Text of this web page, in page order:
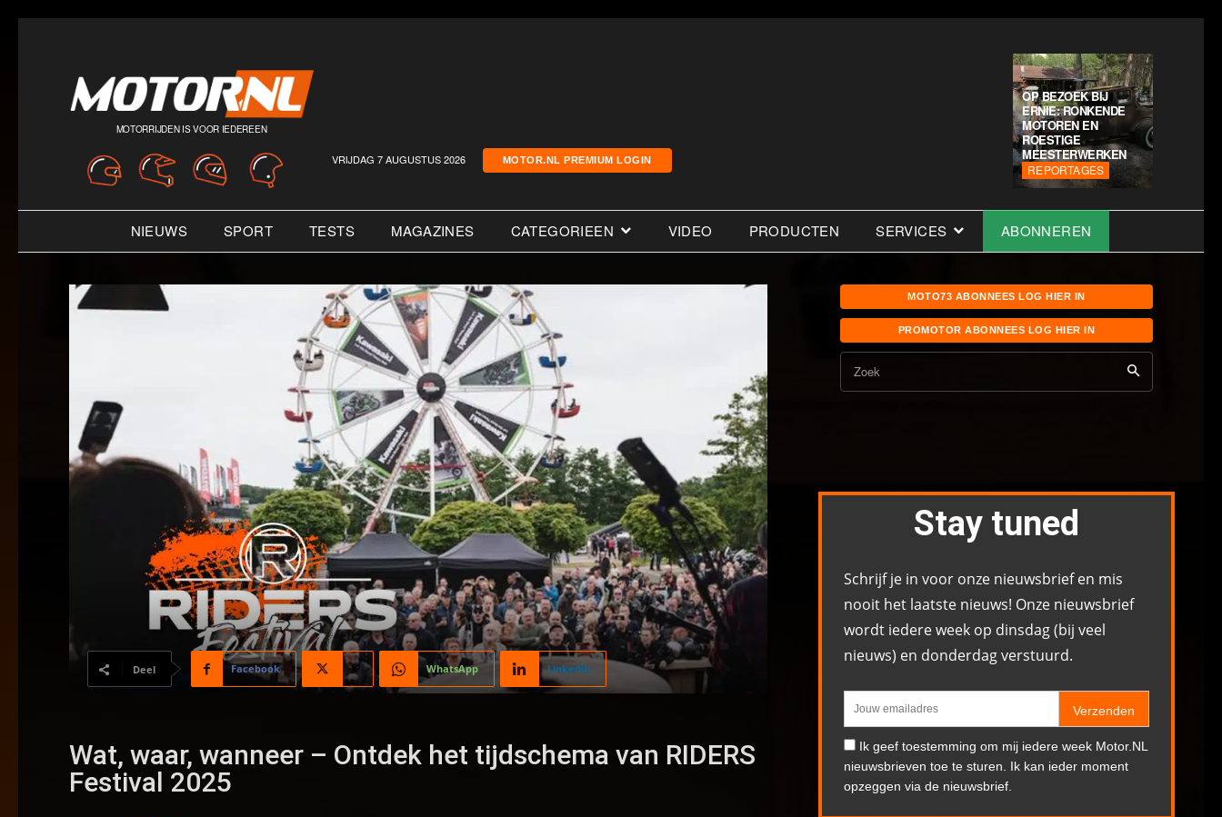
MOTORRIJDEN IS VOOR IEDEREEN
VRIJDAG 7 AUGUSTUS 2026 MOTOR.NL PREMIUM LOGIN
OP BEZOEK BIJ
ERNIE: RONKENDE
MOTOREN EN
ROESTIGE
MEESTERWERKEN
REPORTAGES
NIEUWS SPORT TESTS MAGAZINES CATEGORIEEN VIDEO PRODUCTEN SERVICES ABONNEREN
Deel Facebook X WhatsApp Linkedin
Wat, waar, wanneer – Ontdek het tijdschema van RIDERS
Festival 2025
MOTO73 ABONNEES LOG HIER IN
PROMOTOR ABONNEES LOG HIER IN
Zoek
Stay tuned
Schrijf je in voor onze nieuwsbrief en mis
nooit het laatste nieuws! Onze nieuwsbrief
wordt iedere week op dinsdag (bij veel
nieuws) en donderdag verstuurd.
Verzenden
Ik geef toestemming om mij iedere week Motor.NL
nieuwsbrieven toe te sturen. Ik kan ieder moment
opzeggen via de nieuwsbrief.